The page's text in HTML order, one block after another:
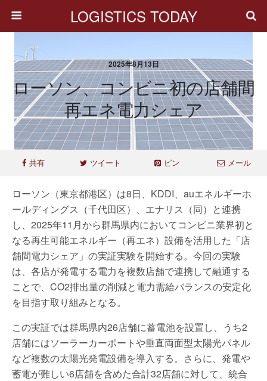
LOGISTICS TODAY
2025年8月13日
ローソン、コンビニ初の店舗間
再エネ電力シェア
共有 ツイート ピン メール
ローソン（東京都港区）は8日、KDDI、auエネルギーホ
ールディングス（千代田区）、エナリス（同）と連携
し、2025年11月から群馬県内においてコンビニ業界初と
なる再生可能エネルギー（再エネ）設備を活用した「店
舗間電力シェア」の実証実験を開始する。今回の実験
は、各店が発電する電力を複数店舗で連携して融通する
ことで、CO2排出量の削減と電力需給バランスの安定化
を目指す取り組みとなる。
この実証では群馬県内26店舗に蓄電池を設置し、うち2
店舗にはソーラーカーポートや垂直両面型太陽光パネル
など複数の太陽光発電設備を導入する。さらに、発電や
蓄電が難しい6店舗を含めた合計32店舗に対して、統合